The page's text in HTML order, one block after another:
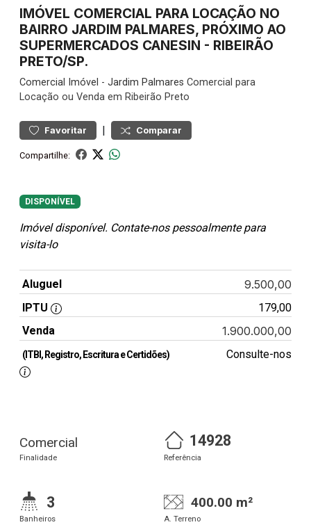
IMÓVEL COMERCIAL PARA LOCAÇÃO NO
BAIRRO JARDIM PALMARES, PRÓXIMO AO
SUPERMERCADOS CANESIN - RIBEIRÃO
PRETO/SP.
Comercial Imóvel - Jardim Palmares Comercial para
Locação ou Venda em Ribeirão Preto
Favoritar | Comparar
Compartilhe:
DISPONÍVEL
Imóvel disponível. Contate-nos pessoalmente para
visita-lo
Aluguel 9.500,00
IPTU
179,00
Venda
1.900.000,00
(ITBI, Registro, Escritura e Certidões) Consulte-nos
Comercial
Finalidade
14928
Referência
3
Banheiros
400.00 m²
A. Terreno